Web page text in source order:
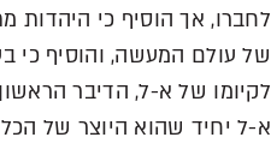
לחברו, אך הוסיף כי היהדות
של עולם המעשה, והוסיף כי
לקיומו של א-ל, הדיבר
א-ל יחיד שהוא היוצר של